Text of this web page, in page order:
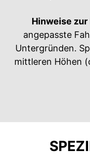
Hinweise zur
angepasste
Untergründen.
mittleren Höhen